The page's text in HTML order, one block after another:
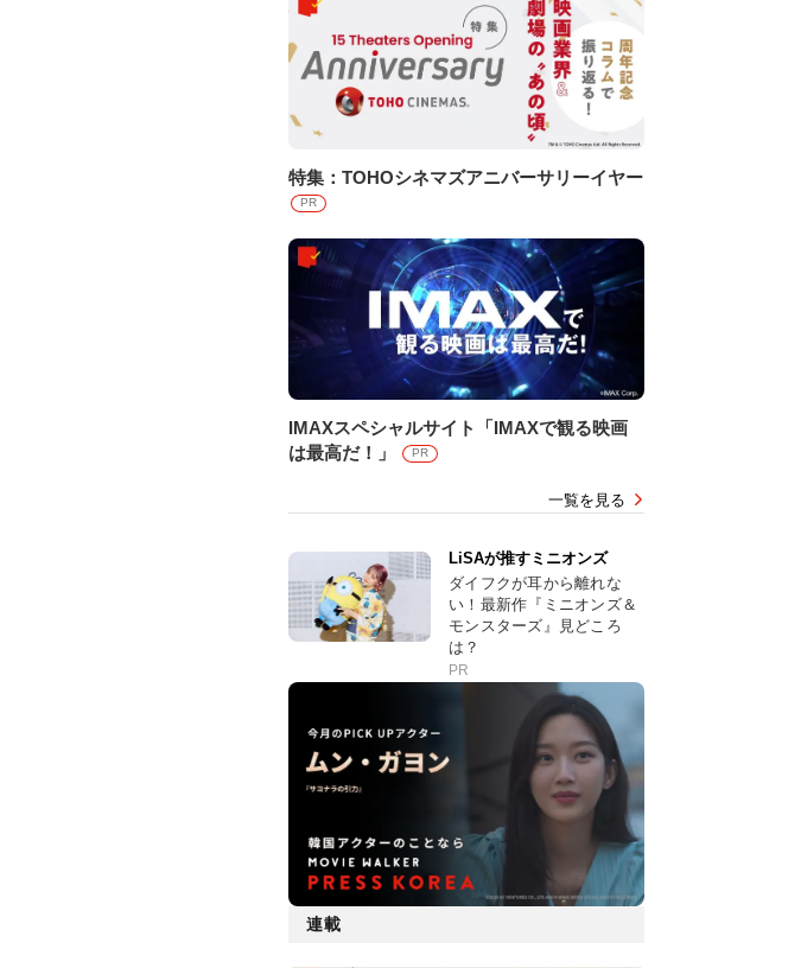
特集：TOHOシネマズアニバーサリーイヤー
PR
IMAXスペシャルサイト「IMAXで観る映画
は最高だ！」
PR
一覧を見る
LiSAが推すミニオンズ
ダイフクが耳から離れな
い！最新作『ミニオンズ＆
モンスターズ』見どころ
は？
PR
連載